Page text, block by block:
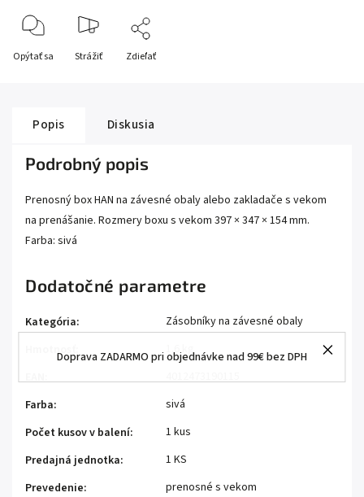
Doprava ZADARMO pri objednávke nad 99€ bez DPH
Opýtať sa Strážiť Zdieľať
Popis Diskusia
Podrobný popis
Prenosný box HAN na závesné obaly alebo zakladače s vekom
na prenášanie. Rozmery boxu s vekom 397 × 347 × 154 mm.
Farba: sivá
Dodatočné parametre
Kategória:
Zásobníky na závesné obaly
Hmotnosť
1.6 kg
EAN:
Farba:
sivá
Počet kusov v balení:
1 kus
Predajná jednotka:
1 KS
Prevedenie:
prenosné s vekom